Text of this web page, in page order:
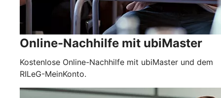
Online-Nachhilfe mit ubiMaster
Kostenlose Online-Nachhilfe mit ubiMaster und dem
RILeG-MeinKonto.